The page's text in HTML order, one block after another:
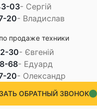
03- Сергій
20- Владислав
продаже техники
30- Євгеній
68- Едуард
20- Олександр
ОБРАТНЫЙ ЗВОНОК